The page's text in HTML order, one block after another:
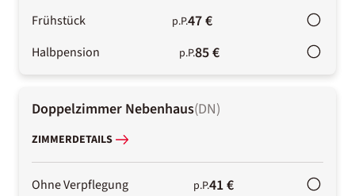
Frühstück p.P.47 €
Halbpension p.P.85 €
Doppelzimmer Nebenhaus(DN)
ZIMMERDETAILS
Ohne Verpflegung p.P.41 €